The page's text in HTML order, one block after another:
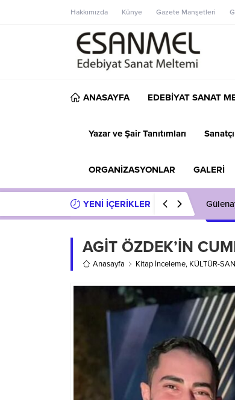
Hakkımızda Künye Gazete Manşetleri
ANASAYFA EDEBİYAT SANAT
Yazar ve Şair Tanıtımları Sanatçı
ORGANİZASYONLAR GALERİ
YENİ İÇERİKLER
AGİT ÖZDEK’İN
Anasayfa Kitap İnceleme, KÜLTÜR-